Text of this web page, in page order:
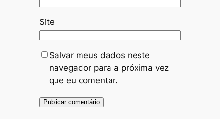
Site
Salvar meus dados neste
navegador para a próxima vez
que eu comentar.